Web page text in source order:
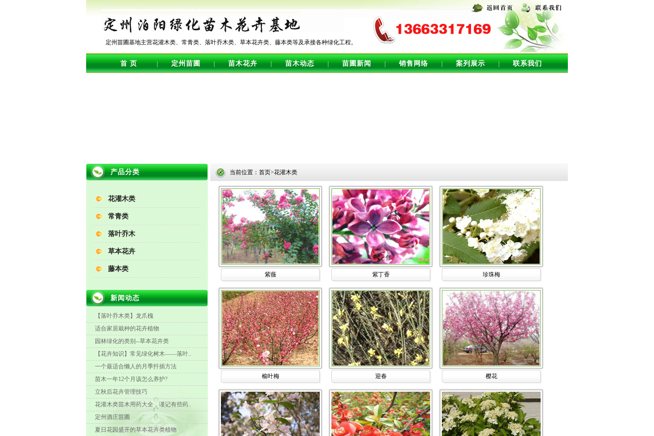
定州苗圃基地主营花灌木类、常青类、落叶乔木类、草本花卉类、藤本类等及承接各种绿化工程。
首 页 | 定州苗圃 | 苗木花卉 | 苗木动态 | 苗圃新闻 | 销售网络 | 案列展示 | 联系我们
产品分类
花灌木类
常青类
落叶乔木
草本花卉
藤本类
新闻动态
【落叶乔木类】龙爪槐
适合家居栽种的花卉植物
园林绿化的类别--草本花卉类
【花卉知识】常见绿化树木——落叶..
一个最适合懒人的月季扦插方法
苗木一年12个月该怎么养护?
立秋后花卉管理技巧
花灌木类苗木用药大全，谨记有些药..
定州酒庄苗圃
夏日花园盛开的草本花卉类植物
当前位置：首页>花灌木类
紫薇 紫丁香 珍珠梅
榆叶梅 迎春 樱花